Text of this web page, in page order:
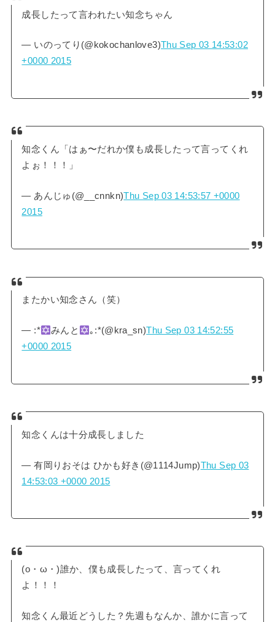
成長したって言われたい知念ちゃん
— いのってり(@kokochanlove3)Thu Sep 03 14:53:02
+0000 2015
知念くん「はぁ〜だれか僕も成長したって言ってくれ
よぉ！！！」
— あんじゅ(@__cnnkn)Thu Sep 03 14:53:57 +0000
2015
またかい知念さん（笑）
— :* みんと ｡:*(@kra_sn)Thu Sep 03 14:52:55
+0000 2015
知念くんは十分成長しました
— 有岡りおそは ひかも好き(@1114Jump)Thu Sep 03
14:53:03 +0000 2015
(o・ω・)誰か、僕も成長したって、言ってくれ
よ！！！
知念くん最近どうした？先週もなんか、誰かに言って